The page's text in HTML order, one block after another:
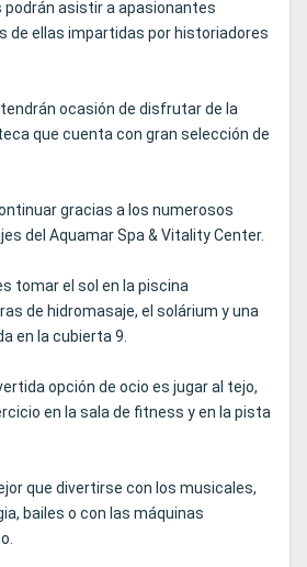
podrán asistir a apasionantes
de ellas impartidas por historiadores
ocasión de disfrutar de la
que cuenta con gran selección de
gracias a los numerosos
del Aquamar Spa & Vitality Center.
tomar el sol en la piscina
de hidromasaje, el solárium y una
en la cubierta 9.
opción de ocio es jugar al tejo,
en la sala de fitness y en la pista
que divertirse con los musicales,
bailes o con las máquinas